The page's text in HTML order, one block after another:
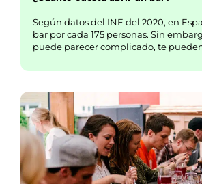
Según datos del INE del 2020, en
bar por cada 175 personas. Sin
puede parecer complicado, te